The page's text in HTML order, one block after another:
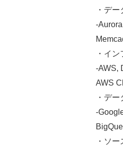
・デ
-
・イン
-AWS,
AWS
・デ
-
・ソ